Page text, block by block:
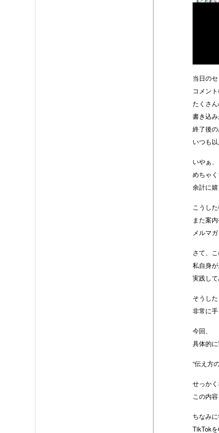
当日の
コメン
たくさ
書き込
終了後
いつも
いやぁ、
めちゃ
余計に
こうし
また案
メルマ
さて、
私自身
実践し
そうし
非常に
今回、
具体的
“伝え方
せっか
この内
ちなみ
TikTok